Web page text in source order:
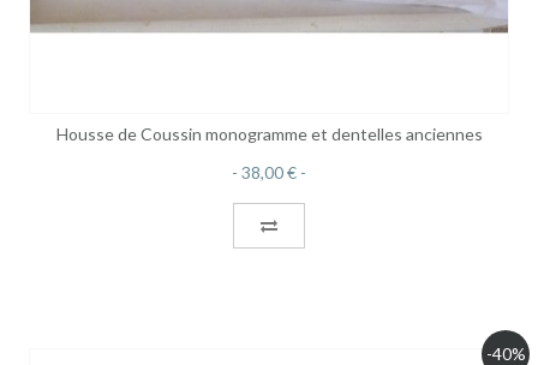
Housse de Coussin monogramme et dentelles anciennes
38,00 €
-40%